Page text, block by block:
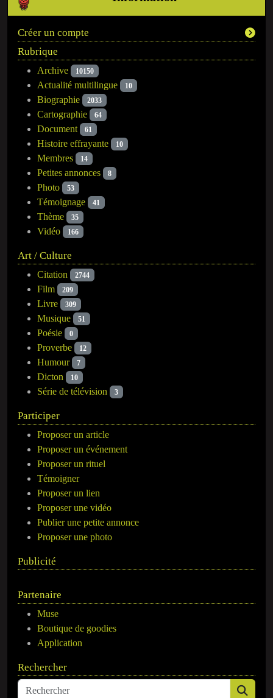
Créer un compte
Rubrique
Archive 10150
Actualité multilingue 10
Biographie 2033
Cartographie 64
Document 61
Histoire effrayante 10
Membres 14
Petites annonces 8
Photo 53
Témoignage 41
Thème 35
Vidéo 166
Art / Culture
Citation 2744
Film 209
Livre 309
Musique 51
Poésie 0
Proverbe 12
Humour 7
Dicton 10
Série de télévision 3
Participer
Proposer un article
Proposer un événement
Proposer un rituel
Témoigner
Proposer un lien
Proposer une vidéo
Publier une petite annonce
Proposer une photo
Publicité
Partenaire
Muse
Boutique de goodies
Application
Rechercher